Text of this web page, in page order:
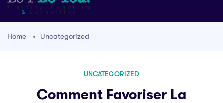
Home Uncategorized
UNCATEGORIZED
Comment Favoriser La